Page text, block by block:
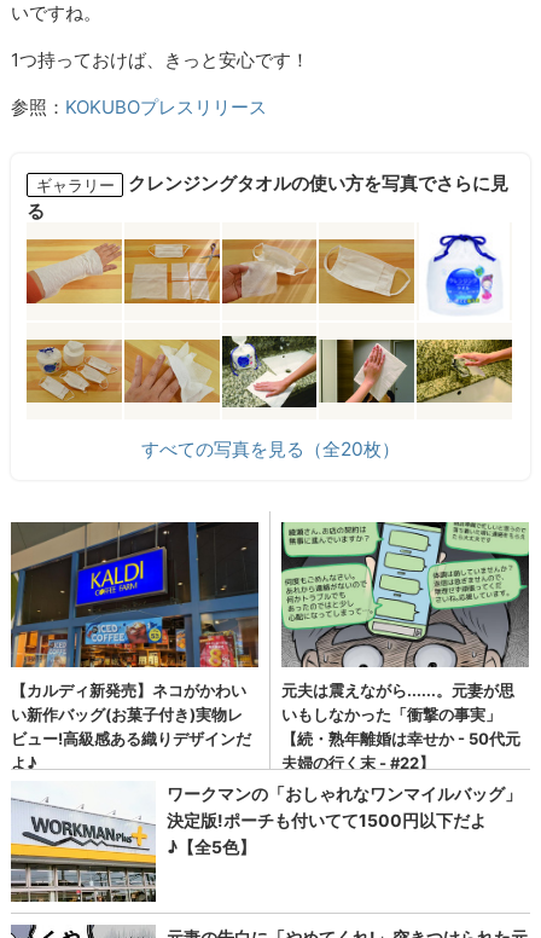
いですね。
1つ持っておけば、きっと安心です！
参照： KOKUBOプレスリリース
ギャラリー
クレンジングタオルの使い方を写真でさらに見
る
すべての写真を見る（全20枚）